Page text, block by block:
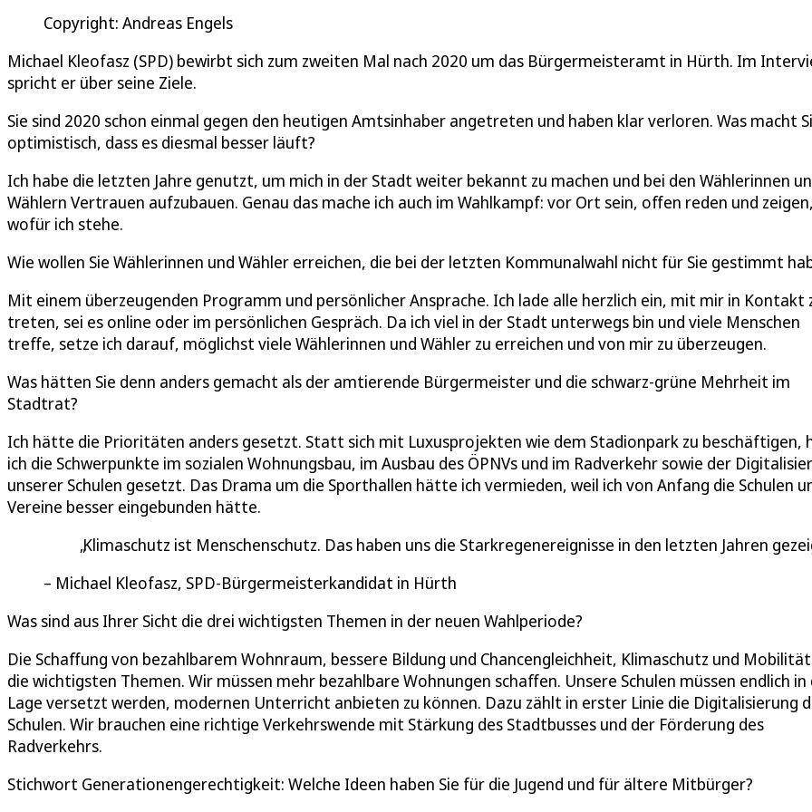
Copyright: Andreas Engels
Michael Kleofasz (SPD) bewirbt sich zum zweiten Mal nach 2020 um das Bürgermeisteramt in Hürth. Im
spricht er über seine Ziele.
Sie sind 2020 schon einmal gegen den heutigen Amtsinhaber angetreten und haben klar verloren. Was macht
optimistisch, dass es diesmal besser läuft?
Ich habe die letzten Jahre genutzt, um mich in der Stadt weiter bekannt zu machen und bei den Wählerinnen
Wählern Vertrauen aufzubauen. Genau das mache ich auch im Wahlkampf: vor Ort sein, offen reden und zeigen,
wofür ich stehe.
Wie wollen Sie Wählerinnen und Wähler erreichen, die bei der letzten Kommunalwahl nicht für Sie gestimmt
Mit einem überzeugenden Programm und persönlicher Ansprache. Ich lade alle herzlich ein, mit mir in Kontakt
treten, sei es online oder im persönlichen Gespräch. Da ich viel in der Stadt unterwegs bin und viele Menschen
treffe, setze ich darauf, möglichst viele Wählerinnen und Wähler zu erreichen und von mir zu überzeugen.
Was hätten Sie denn anders gemacht als der amtierende Bürgermeister und die schwarz-grüne Mehrheit im
Stadtrat?
Ich hätte die Prioritäten anders gesetzt. Statt sich mit Luxusprojekten wie dem Stadionpark zu beschäftigen,
ich die Schwerpunkte im sozialen Wohnungsbau, im Ausbau des ÖPNVs und im Radverkehr sowie der
unserer Schulen gesetzt. Das Drama um die Sporthallen hätte ich vermieden, weil ich von Anfang die Schulen
Vereine besser eingebunden hätte.
Klimaschutz ist Menschenschutz. Das haben uns die Starkregenereignisse in den letzten Jahren
Michael Kleofasz, SPD-Bürgermeisterkandidat in Hürth
Was sind aus Ihrer Sicht die drei wichtigsten Themen in der neuen Wahlperiode?
Die Schaffung von bezahlbarem Wohnraum, bessere Bildung und Chancengleichheit, Klimaschutz und
die wichtigsten Themen. Wir müssen mehr bezahlbare Wohnungen schaffen. Unsere Schulen müssen endlich in
Lage versetzt werden, modernen Unterricht anbieten zu können. Dazu zählt in erster Linie die Digitalisierung
Schulen. Wir brauchen eine richtige Verkehrswende mit Stärkung des Stadtbusses und der Förderung des
Radverkehrs.
Stichwort Generationengerechtigkeit: Welche Ideen haben Sie für die Jugend und für ältere Mitbürger?